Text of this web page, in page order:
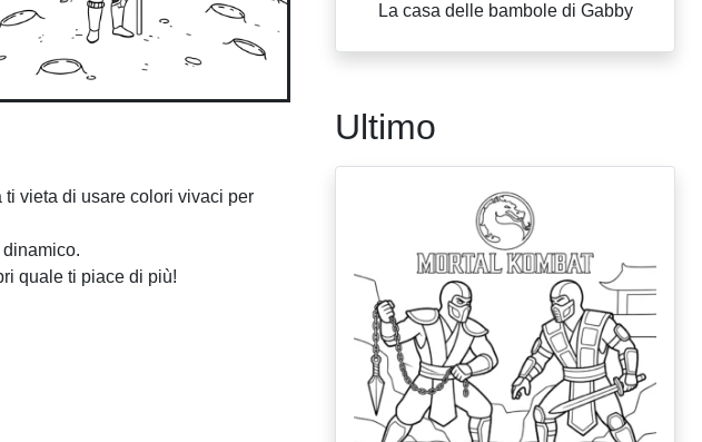
vieta di usare colori vivaci per
quale ti piace di più!
La casa delle bambole di Gabby
Ultimo